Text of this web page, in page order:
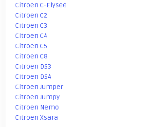
Citroen C-Elysee
Citroen C2
Citroen C3
Citroen C4
Citroen C5
Citroen C8
Citroen DS3
Citroen DS4
Citroen Jumper
Citroen Jumpy
Citroen Nemo
Citroen Xsara